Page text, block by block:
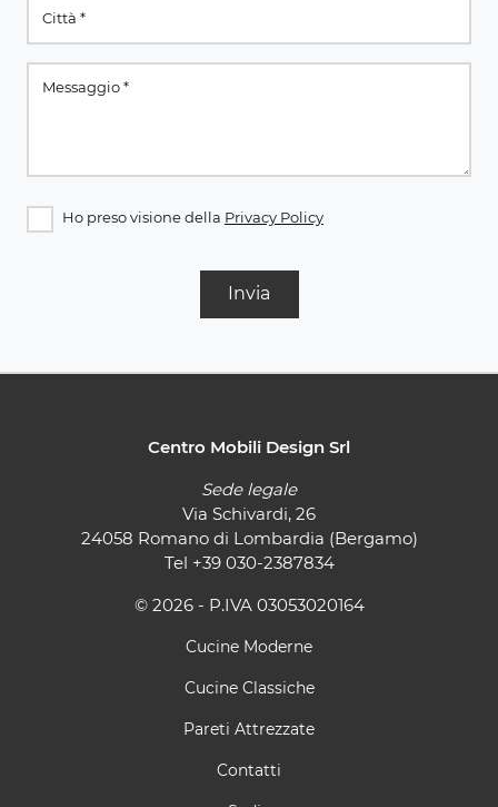
Ho preso visione della Privacy Policy
Invia
Centro Mobili Design Srl
Sede legale
Via Schivardi, 26
24058 Romano di Lombardia (Bergamo)
Tel +39 030-2387834
© 2026 - P.IVA 03053020164
Cucine Moderne
Cucine Classiche
Pareti Attrezzate
Contatti